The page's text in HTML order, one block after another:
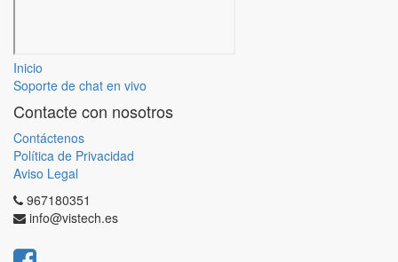
Inicio
Soporte de chat en vivo
Contacte con nosotros
Contáctenos
Política de Privacidad
Aviso Legal
967180351
info@vistech.es